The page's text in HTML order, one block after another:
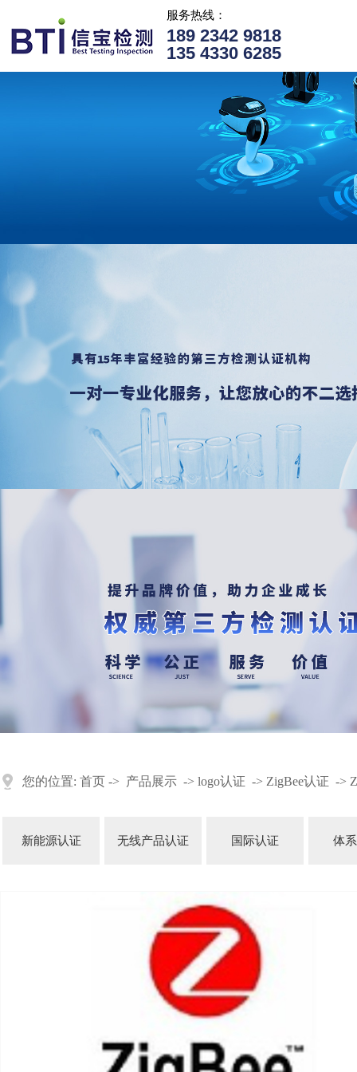
服务热线：
189 2342 9818
135 4330 6285
您的位置: 首页 -> 产品展示 -> logo认证 -> ZigBee认证 ->
新能源认证 无线产品认证 国际认证 体